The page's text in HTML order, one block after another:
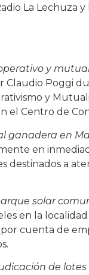
La Lechuza
y
Claudio Poggi
y
el Centro de
ganadera en
en
destinados a
solar
en la
cuenta de
de lotes